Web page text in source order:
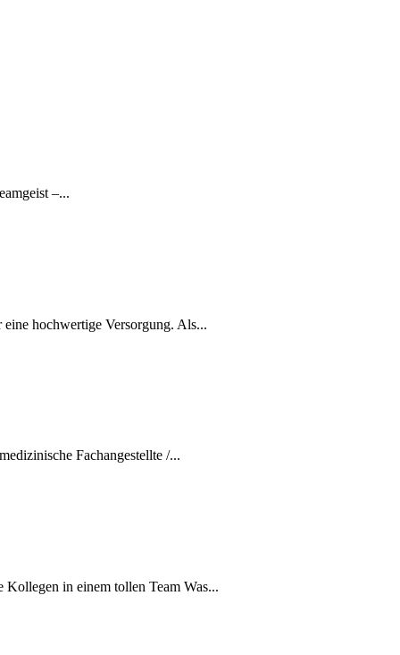
–...
hochwertige Versorgung. Als...
Fachangestellte /...
in einem tollen Team Was...